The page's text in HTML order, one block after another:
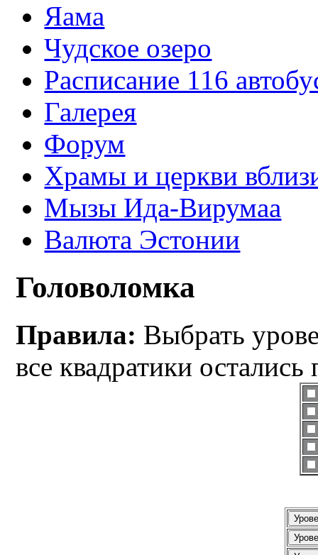
Яама
Чудское озеро
Расписание 116
Галерея
Форум
Храмы и церкви
Мызы Ида-Вирумаа
Валюта Эстонии
Головоломка
Правила: Выбрать
все квадратики